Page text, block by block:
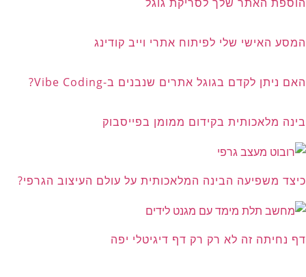
המסע האישי שלי לפיתוח אתרי וייב קודינג
האם ניתן לקדם בגוגל אתרים שנבנים ב-Vibe Coding?
בינה מלאכותית בקידום ממומן בפייסבוק
כיצד משפיעה הבינה המלאכותית על עולם העיצוב הגרפי?
דף נחיתה זה לא רק רק דף דיגיטלי יפה